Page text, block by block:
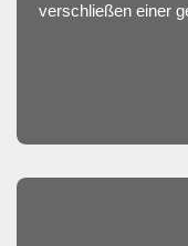
verschließen einer